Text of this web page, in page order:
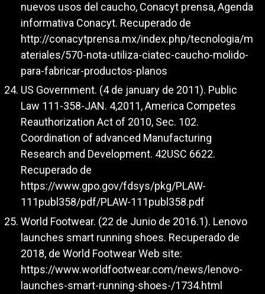
nuevos usos del caucho, Conacyt prensa, Agenda
informativa Conacyt. Recuperado de
http://conacytprensa.mx/index.php/tecnologia/m
ateriales/570-nota-utiliza-ciatec-caucho-molido-
para-fabricar-productos-planos
US Government. (4 de january de 2011). Public
Law 111-358-JAN. 4,2011, America Competes
Reauthorization Act of 2010, Sec. 102.
Coordination of advanced Manufacturing
Research and Development. 42USC 6622.
Recuperado de
https://www.gpo.gov/fdsys/pkg/PLAW-
111publ358/pdf/PLAW-111publ358.pdf
World Footwear. (22 de Junio de 2016.1). Lenovo
launches smart running shoes. Recuperado de
2018, de World Footwear Web site:
https://www.worldfootwear.com/news/lenovo-
launches-smart-running-shoes-/1734.html